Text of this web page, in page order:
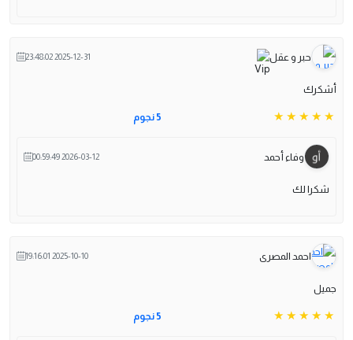
حبر و عقل 2025-12-31 23:48:02
أشكرك
5 نجوم
وفاء أحمد 2026-03-12 00:59:49
شكرا لك
احمد المصرى 2025-10-10 19:16:01
جميل
5 نجوم